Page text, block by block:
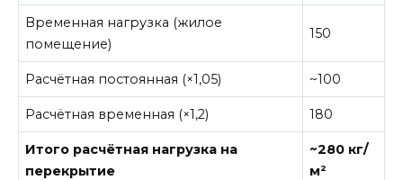
Временная нагрузка (жилое
помещение)
150
Расчётная постоянная (×1,05) ~100
Расчётная временная (×1,2) 180
Итого расчётная нагрузка на
перекрытие
~280 кг/
м²